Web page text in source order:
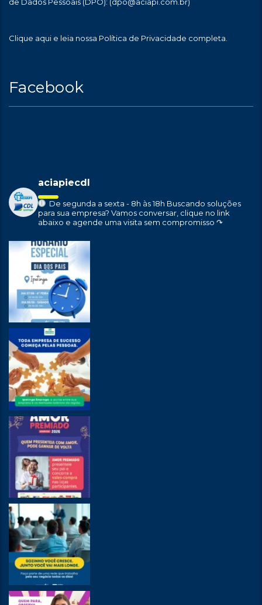
Clique aqui e leia nossa Política de Privacidade completa.
Facebook
aciapiecdl
De segunda a sexta - 8h às 18h Buscando soluções
para sua empresa? Vamos conversar, clique no link
abaixo e agende uma visita sem compromisso ↷